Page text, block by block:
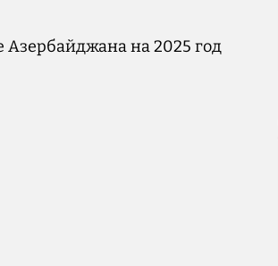
Азербайджана на 2025 год